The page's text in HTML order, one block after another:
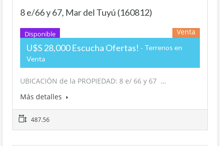
8 e/66 y 67, Mar del Tuyú (160812)
Disponible Venta
U$S 28,000 Escucha Ofertas!
Terrenos en
Venta
UBICACIÓN de la PROPIEDAD: 8 e/ 66 y 67 …
Más detalles
487.56